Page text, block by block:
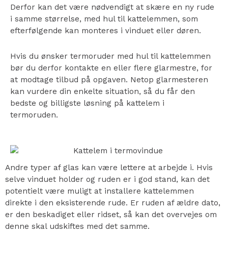
Derfor kan det være nødvendigt at skære en ny rude
i samme størrelse, med hul til kattelemmen, som
efterfølgende kan monteres i vinduet eller døren.
Hvis du ønsker termoruder med hul til kattelemmen
bør du derfor kontakte en eller flere glarmestre, for
at modtage tilbud på opgaven. Netop glarmesteren
kan vurdere din enkelte situation, så du får den
bedste og billigste løsning på kattelem i
termoruden.
Andre typer af glas kan være lettere at arbejde i. Hvis
selve vinduet holder og ruden er i god stand, kan det
potentielt være muligt at installere kattelemmen
direkte i den eksisterende rude. Er ruden af ældre dato,
er den beskadiget eller ridset, så kan det overvejes om
denne skal udskiftes med det samme.